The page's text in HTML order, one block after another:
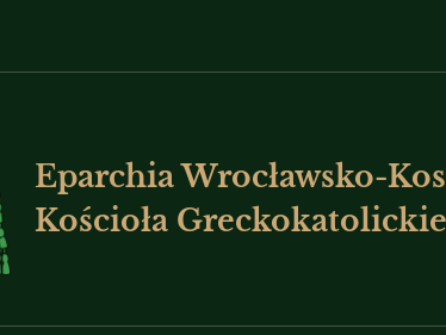
Eparchia Wrocławsko-
Kościoła